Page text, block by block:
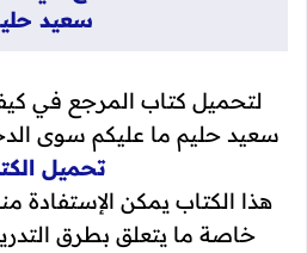
سعيد
لتحميل كتاب المرجع في
سعيد حليم ما عليكم سوى
تحميل
هذا الكتاب يمكن
خاصة ما يتعلق بطرق